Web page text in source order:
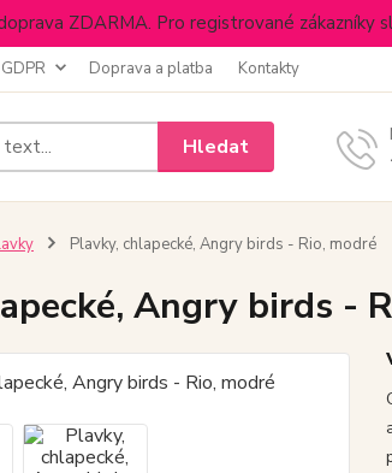
ZDARMA. Pro registrované zákazníky
Doprava a platba Kontakty
Hledat
Plavky, chlapecké, Angry birds - Rio, modré
Angry birds -